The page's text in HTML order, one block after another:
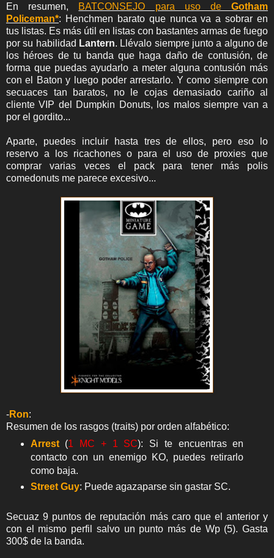
En resumen, BATCONSEJO para uso deGotham
Policeman*: Henchmen barato que nunca va a sobrar en
tus listas. Es más útil en listas con bastantes armas de fuego
por su habilidad Lantern. Llévalo siempre junto a alguno de
los héroes de tu banda que haga daño de contusión, de
forma que puedas ayudarlo a meter alguna contusión más
con el Baton y luego poder arrestarlo. Y como siempre con
secuaces tan baratos, no le cojas demasiado cariño al
cliente VIP del Dumpkin Donuts, los malos siempre van a
por el gordito...
Aparte, puedes incluir hasta tres de ellos, pero eso lo
reservo a los ricachones o para el uso de proxies que
comprar varias veces el pack para tener más polis
comedonuts me parece excesivo...
-Ron:
Resumen de los rasgos (traits) por orden alfabético:
Arrest(1 MC + 1 SC): Si te encuentras en
contacto con un enemigo KO, puedes retirarlo
como baja.
Street Guy: Puede agazaparse sin gastar SC.
Secuaz 9 puntos de reputación más caro que el anterior y
con el mismo perfil salvo un punto más de Wp (5). Gasta
300$ de la banda.